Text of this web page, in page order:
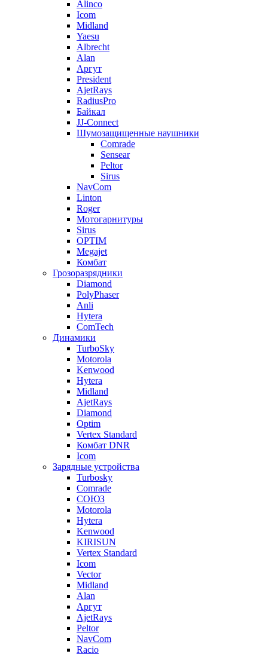
Alinco
Icom
Midland
Yaesu
Albrecht
Alan
Аргут
President
AjetRays
RadiusPro
Байкал
JJ-Connect
Шумозащищенные наушники
Comrade
Sensear
Peltor
Sirus
NavCom
Linton
Roger
Мотогарнитуры
Sirus
OPTIM
Megajet
Комбат
Грозоразрядники
Diamond
PolyPhaser
Anli
Hytera
ComTech
Динамики
TurboSky
Motorola
Kenwood
Hytera
Midland
AjetRays
Diamond
Optim
Vertex Standard
Комбат DNR
Icom
Зарядные устройства
Turbosky
Comrade
СОЮЗ
Motorola
Hytera
Kenwood
KIRISUN
Vertex Standard
Icom
Vector
Midland
Alan
Аргут
AjetRays
Peltor
NavCom
Racio